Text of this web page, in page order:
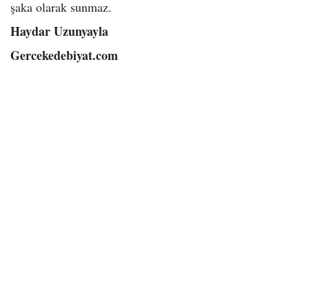
şaka olarak sunmaz.
Haydar Uzunyayla
Gercekedebiyat.com